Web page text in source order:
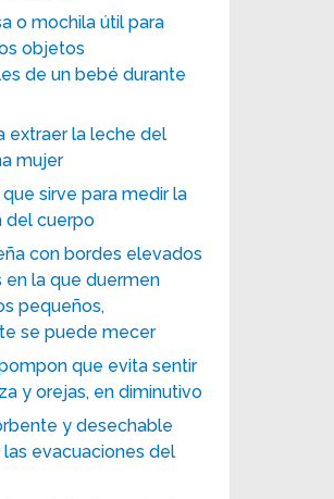
o mochila útil para
objetos
de un bebé durante
extraer la leche del
mujer
sirve para medir la
del cuerpo
con bordes elevados
en la que duermen
pequeños,
se puede mecer
que evita sentir
y orejas, en diminutivo
y desechable
evacuaciones del